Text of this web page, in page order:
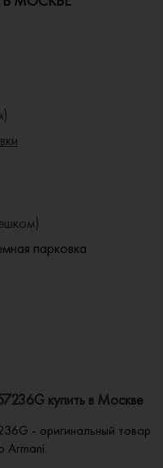
парковка
купить в Москве
- оригинальный товар
Armani.